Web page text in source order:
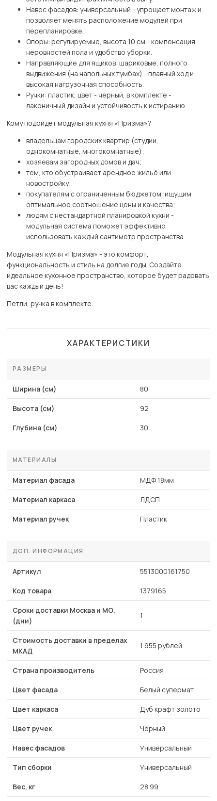
Навес фасадов: универсальный - упрощает монтаж и
позволяет менять расположение модулей при
перепланировке.
Опоры: регулируемые, высота 10 см - компенсация
неровностей пола и удобство уборки.
Направляющие для ящиков: шариковые, полного
выдвижения (на напольных тумбах) - плавный ход и
высокая нагрузочная способность.
Ручки: пластик, цвет - чёрный, в комплекте -
лаконичный дизайн и устойчивость к истиранию.
Кому подойдёт модульная кухня «Призма»?
владельцам городских квартир (студии,
однокомнатные, многокомнатные);
хозяевам загородных домов и дач;
тем, кто обустраивает арендное жильё или
новостройку;
покупателям с ограниченным бюджетом, ищущим
оптимальное соотношение цены и качества;
людям с нестандартной планировкой кухни -
модульная система поможет эффективно
использовать каждый сантиметр пространства.
Модульная кухня «Призма» - это комфорт,
функциональность и стиль на долгие годы. Создайте
идеальное кухонное пространство, которое будет радовать
вас каждый день!
Петли, ручка в комплекте.
ХАРАКТЕРИСТИКИ
РАЗМЕРЫ
Ширина (см) 80
Высота (см) 92
Глубина (см) 30
МАТЕРИАЛЫ
Материал фасада МДФ 18мм
Материал каркаса ЛДСП
Материал ручек Пластик
ДОП. ИНФОРМАЦИЯ
Артикул 5513000161750
Код товара 1379165
Сроки доставки Москва и МО,
(дни)
1
Стоимость доставки в пределах
МКАД
1 955 рублей
Страна производитель Россия
Цвет фасада Белый супермат
Цвет каркаса Дуб крафт золото
Цвет ручек Чёрный
Навес фасадов Универсальный
Тип сборки Универсальный
Вес, кг 28.99